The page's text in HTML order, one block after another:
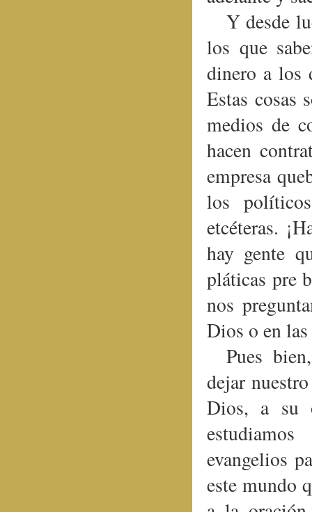
Y desde
los que
dinero a los
Estas cosas
medios de
hacen
empresa
los
etcéteras.
hay gente
pláticas pre
nos
Dios o en
Pues
dejar
Dios, a su
evangelios
este mundo